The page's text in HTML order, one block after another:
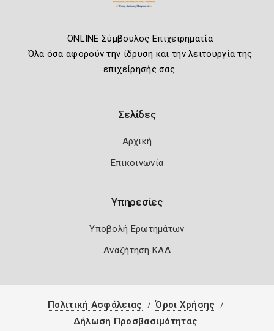
ONLINE Σύμβουλος Επιχειρηματία
Όλα όσα αφορούν την ίδρυση και την λειτουργία της
επιχείρησής σας.
Σελίδες
Αρχική
Επικοινωνία
Υπηρεσίες
Υποβολή Ερωτημάτων
Αναζήτηση ΚΑΔ
Πολιτική Ασφάλειας
Όροι Χρήσης
Δήλωση Προσβασιμότητας